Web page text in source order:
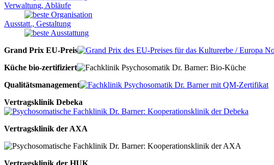
Verwaltung, Abläufe
Ausstatt., Gestaltung
Grand Prix EU-Preis
Küche bio-zertifiziert
Qualitätsmanagement
Vertragsklinik Debeka
Vertragsklinik der AXA
Vertragsklinik der HUK